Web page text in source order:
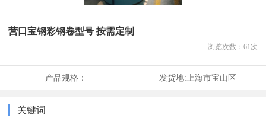
营口宝钢彩钢卷型号 按需定制
浏览次数： 61次
产品规格： 发货地: 上海市宝山区
关键词